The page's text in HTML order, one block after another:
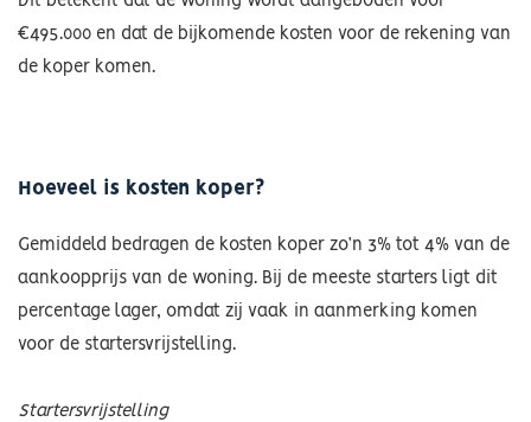
€495.000 en dat de bijkomende kosten voor de rekening van
de koper komen.
Hoeveel is kosten koper?
Gemiddeld bedragen de kosten koper zo’n 3% tot 4% van de
aankoopprijs van de woning. Bij de meeste starters ligt dit
percentage lager, omdat zij vaak in aanmerking komen
voor de startersvrijstelling.
Startersvrijstelling